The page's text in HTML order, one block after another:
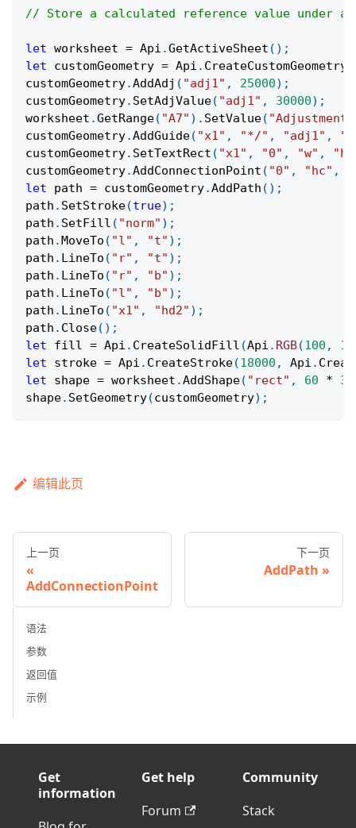
// Store a calculated reference value under a
let worksheet = Api .GetActiveSheet ( ) ;
let customGeometry = Api . CreateCustomGeometry
customGeometry.AddAdj ( "adj1" , 25000) ;
customGeometry. SetAdjValue( "adj1" , 30000) ;
worksheet .GetRange( "A7" ) . SetValue(
customGeometry.AddGuide( "x1" , "*/" , "adj1" ,
customGeometry. SetTextRect ( "x1" , "0" , "w" , "h"
customGeometry.AddConnectionPoint ( "0" , "hc" ,
let path = customGeometry.AddPath ( ) ;
path . SetStroke(true) ;
path . SetFill ( "norm" ) ;
path . MoveTo ( "l" , "t" ) ;
path . LineTo ( "r" , "t" ) ;
path . LineTo ( "r" , "b" ) ;
path . LineTo ( "l" , "b" ) ;
path . LineTo ( "x1" , "hd2" ) ;
path . Close( ) ;
let fill = Api . CreateSolidFill (Api . RGB(100 ,
let stroke = Api . CreateStroke(18000 , Api .
let shape = worksheet .AddShape( "rect" , 60 *
shape. SetGeometry(customGeometry) ;
编辑此页
上一页
AddConnectionPoint
下一页
AddPath
语法
参数
返回值
示例
Get
information
Get help
Forum
Community
Stack